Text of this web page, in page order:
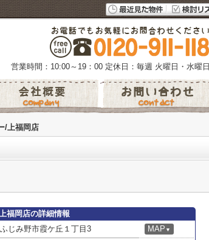
営業時間：10:00～19：00 定休日：毎週 火曜日・水曜日
/上福岡店
福岡店の詳細情報
じみ野市霞ケ丘１丁目3 MAP ▼